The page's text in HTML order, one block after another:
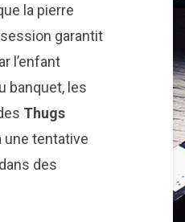
la pierre
garantit
l’enfant
banquet, les
Thugs
une tentative
des